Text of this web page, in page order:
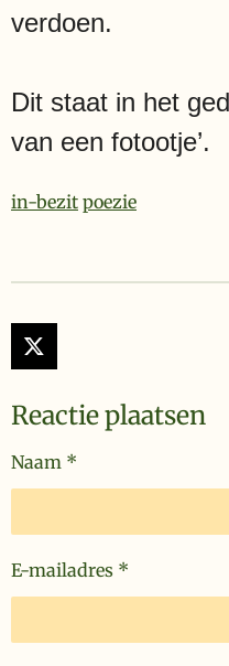
verdoen.
Dit staat in het
van een fotootje’.
in-bezit poezie
X
Reactie plaatsen
Naam *
E-mailadres *